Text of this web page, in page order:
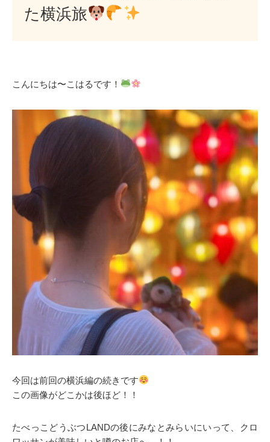
た横浜旅
こんにちは〜こはるです！
今回は前回の横浜編の続きです
この画像がどこかは後ほど！！
たべっこどうぶつLANDの後にみなとみらいにいって、クロ